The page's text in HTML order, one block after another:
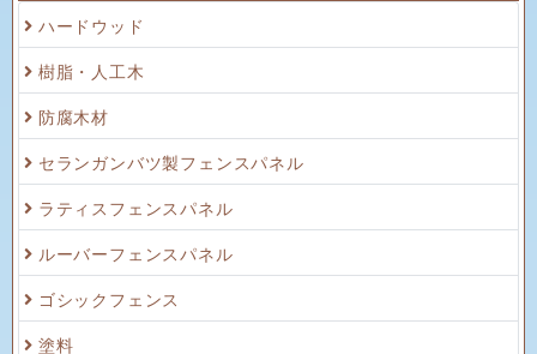
ハードウッド
樹脂・人工木
防腐木材
セランガンバツ製フェンスパネル
ラティスフェンスパネル
ルーバーフェンスパネル
ゴシックフェンス
塗料